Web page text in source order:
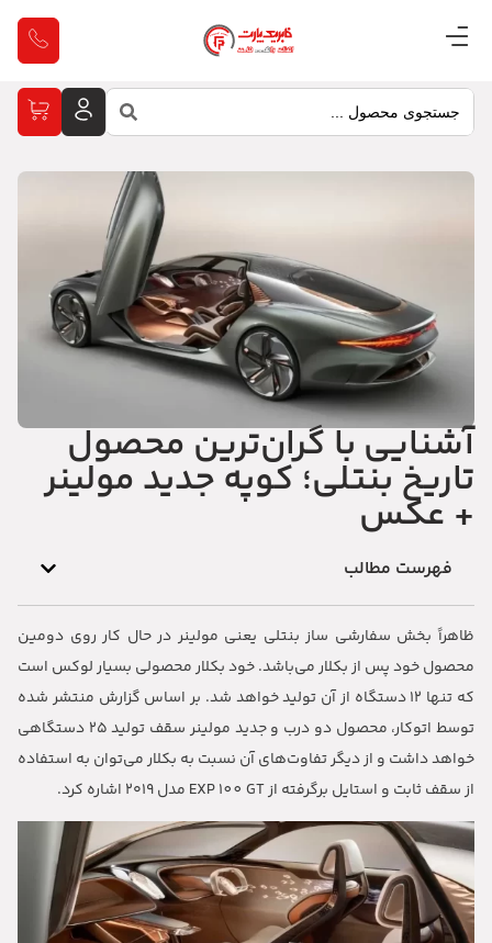
آشنایی با گران‌ترین محصول
تاریخ بنتلی؛ کوپه جدید مولینر
+ عکس
فهرست مطالب
ظاهراً بخش سفارشی ساز بنتلی یعنی مولینر در حال کار روی دومین
محصول خود پس از بکلار می‌باشد. خود بکلار محصولی بسیار لوکس است
که تنها ۱۲ دستگاه از آن تولید خواهد شد. بر اساس گزارش منتشر شده
توسط اتوکار، محصول دو درب و جدید مولینر سقف تولید ۲۵ دستگاهی
خواهد داشت و از دیگر تفاوت‌های آن نسبت به بکلار می‌توان به استفاده
از سقف ثابت و استایل برگرفته از EXP 100 GT مدل ۲۰۱۹ اشاره کرد.